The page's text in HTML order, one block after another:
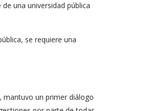
una universidad pública
se requiere una
mantuvo un primer diálogo